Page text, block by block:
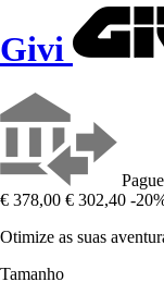
Givi
€ 378,00 € 302,40 -
Otimize as suas
Tamanho